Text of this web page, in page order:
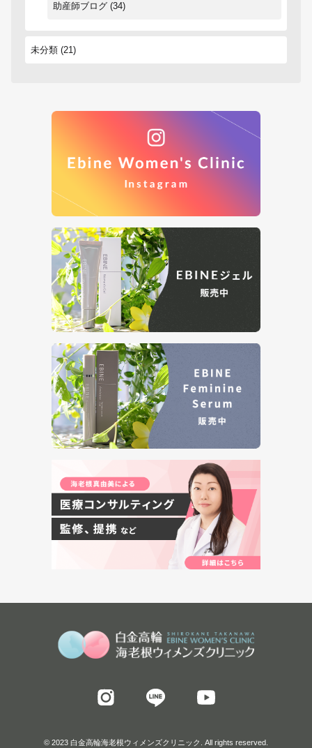
助産師ブログ (34)
未分類 (21)
© 2023 白金高輪海老根ウィメンズクリニック. All rights reserved.